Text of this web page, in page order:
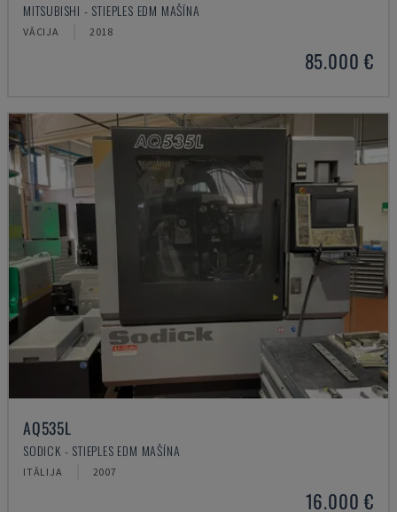
MITSUBISHI - STIEPLES EDM MAŠĪNA
VĀCIJA 2018
85.000 €
AQ535L
SODICK - STIEPLES EDM MAŠĪNA
ITĀLIJA 2007
16.000 €